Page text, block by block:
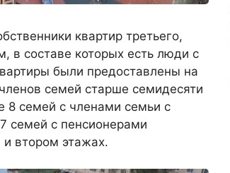
квартир третьего,
в составе которых есть люди с
были предоставлены на
семей старше семидесяти
8 семей с членами семьи с
семей с пенсионерами
и втором этажах.